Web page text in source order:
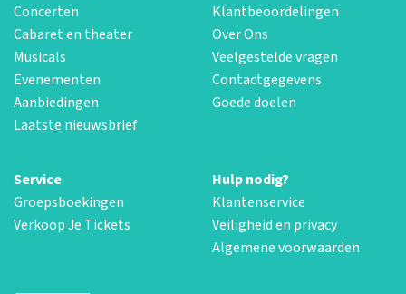
Concerten
Cabaret en theater
Musicals
Evenementen
Aanbiedingen
Laatste nieuwsbrief
Klantbeoordelingen
Over Ons
Veelgestelde vragen
Contactgegevens
Goede doelen
Service
Groepsboekingen
Verkoop Je Tickets
Hulp nodig?
Klantenservice
Veiligheid en privacy
Algemene voorwaarden